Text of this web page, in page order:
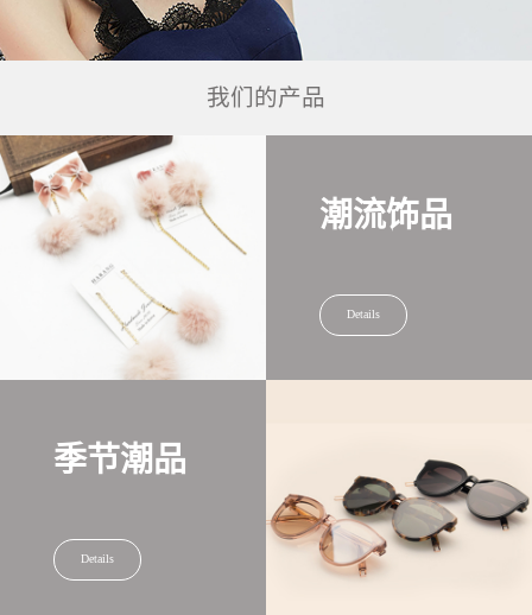
我们的产品
潮流饰品
Details
季节潮品
Details